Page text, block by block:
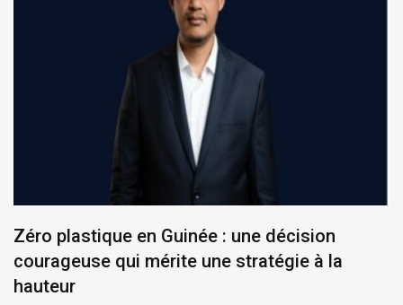
Zéro plastique en Guinée : une décision
courageuse qui mérite une stratégie à la
hauteur